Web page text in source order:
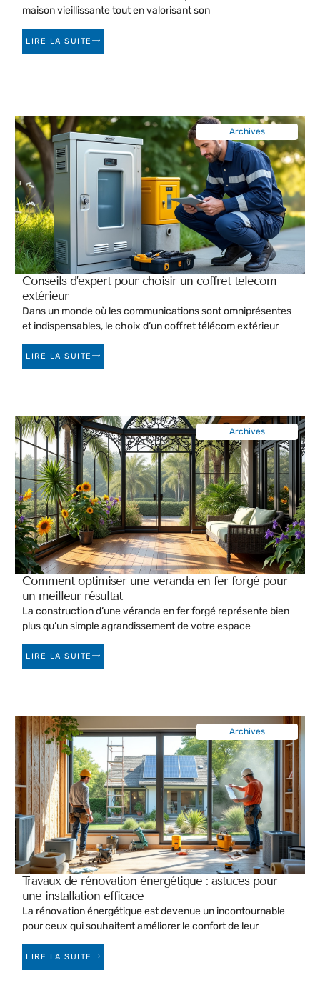
maison vieillissante tout en valorisant son
LIRE LA SUITE
Conseils d’expert pour choisir un coffret telecom
extérieur
Dans un monde où les communications sont omniprésentes
et indispensables, le choix d’un coffret télécom extérieur
LIRE LA SUITE
Archives
Comment optimiser une veranda en fer forgé pour
un meilleur résultat
La construction d’une véranda en fer forgé représente bien
plus qu’un simple agrandissement de votre espace
LIRE LA SUITE
Archives
Travaux de rénovation énergétique : astuces pour
une installation efficace
La rénovation énergétique est devenue un incontournable
pour ceux qui souhaitent améliorer le confort de leur
LIRE LA SUITE
Archives